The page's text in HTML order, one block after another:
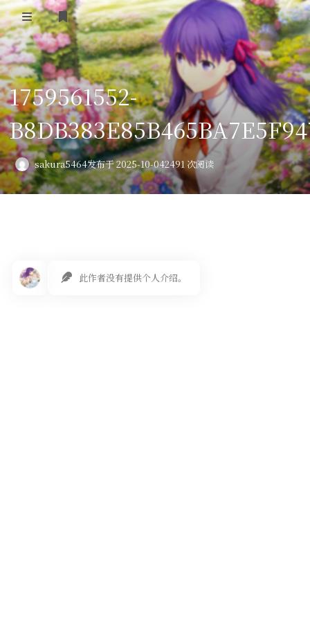
首页
VPS评测
AI绘画
教程
图库
登录
1759561552-
sakura5464发布于 2025-10-042491 次阅读
此作者没有提供个人介绍。